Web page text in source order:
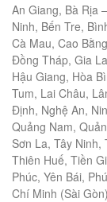
An Giang, Bà Rịa
Ninh, Bến Tre,
Cà Mau, Cao
Đồng Tháp, Gia
Hậu Giang, Hòa
Tum, Lai Châu,
Định, Nghệ An,
Quảng Nam,
Sơn La, Tây
Thiên Huế, Tiền
Phúc, Yên Bái,
Chí Minh (Sài